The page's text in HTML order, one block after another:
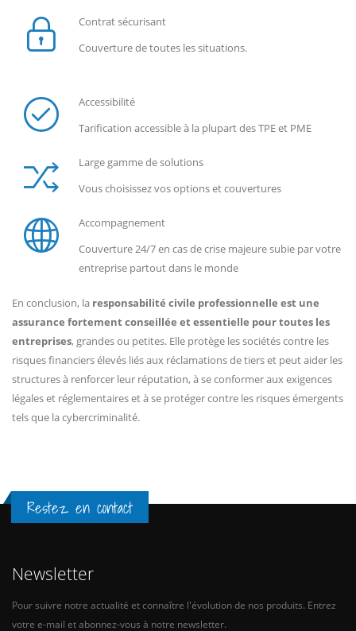
Contrat sécurisant
Couverture de toutes les situations.
Accessibilité
Tarification accessible à la plupart des TPE et PME
Large gamme de solutions
Vous choisissez vos options et couvertures
Accompagnement
Couverture 24/7 en cas de crise majeure subie par votre
entreprise partout dans le monde
En conclusion, la responsabilité civile professionnelle est une
assurance fortement conseillée et essentielle pour toutes les
entreprises, grandes ou petites. Elle protège les sociétés contre les
risques financiers élevés liés aux réclamations de tiers et peut aider les
structures à renforcer leur réputation, à se conformer aux exigences
légales et réglementaires et à se protéger contre les risques émergents
tels que la cybercriminalité.
Restez en contact
Newsletter
Pour suivre notre actualité et connaître l'évolution de nos produits. Entrez
votre e-mail et abonnez-vous à notre newsletter.